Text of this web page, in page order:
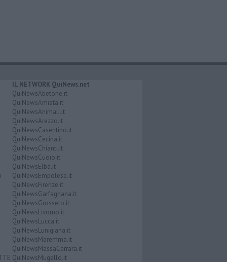
IL NETWORK QuiNews.net
QuiNewsAbetone.it
QuiNewsAmiata.it
QuiNewsAnimali.it
QuiNewsArezzo.it
QuiNewsCasentino.it
QuiNewsCecina.it
QuiNewsChianti.it
QuiNewsCuoio.it
QuiNewsElba.it
QuiNewsEmpolese.it
QuiNewsFirenze.it
QuiNewsGarfagnana.it
QuiNewsGrosseto.it
QuiNewsLivorno.it
QuiNewsLucca.it
QuiNewsLunigiana.it
QuiNewsMaremma.it
QuiNewsMassaCarrara.it
QuiNewsMugello.it